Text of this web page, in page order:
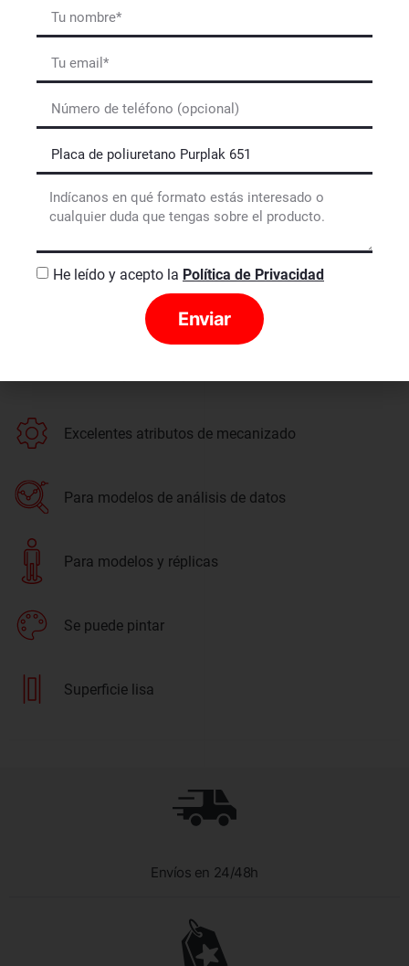
Placa de poliuretano
Purplak 150
2 4
Excelentes atributos de mecanizado
Para modelos de análisis de datos
Para modelos y réplicas
Se puede pintar
Superficie lisa
Envíos en 24/48h
He leído y acepto la Política de Privacidad
Enviar